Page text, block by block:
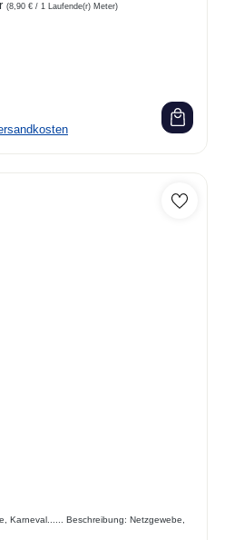
(8,90 € / 1 Laufende(r) Meter)
von 0 von 5 Sternen
Karneval...... Beschreibung: Netzgewebe,